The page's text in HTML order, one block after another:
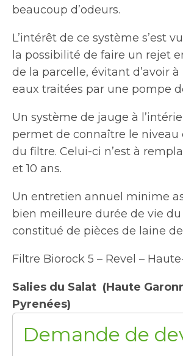
beaucoup d’odeurs.
L’intérêt de ce système s’est
la possibilité de faire un rejet
de la parcelle, évitant d’avoir
eaux traitées par une pompe
Un système de jauge à
permet de connaître le niveau
du filtre. Celui-ci n’est à
et 10 ans.
Un entretien annuel minime
bien meilleure durée de vie
constitué de pièces de laine
Filtre Biorock 5 – Revel –
Salies du Salat (Haute
Pyrenées)
Demande de